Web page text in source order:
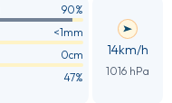
90%
<1mm
0cm
47%
14km/h
1016 hPa